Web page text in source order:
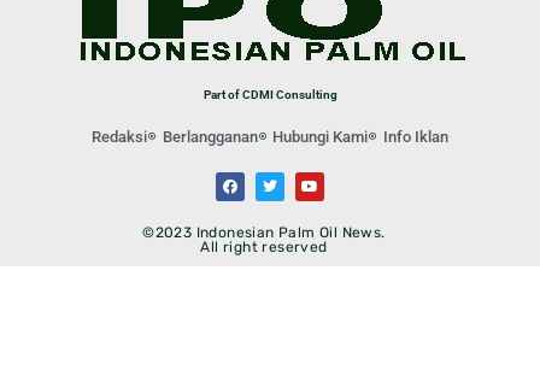
Part of CDMI Consulting
Redaksi Berlangganan Hubungi Kami Info Iklan
©2023 Indonesian Palm Oil News.
All right reserved